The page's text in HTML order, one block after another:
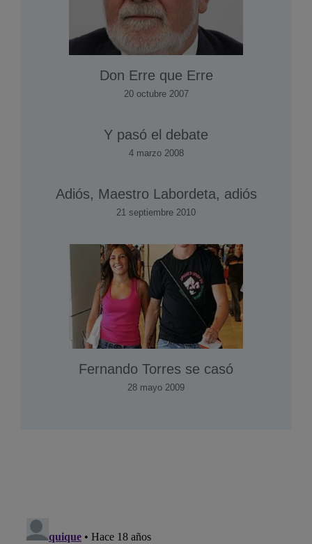
Don Erre que Erre
20 octubre 2007
Y pasó el debate
4 marzo 2008
Adiós, Maestro Labordeta, adiós
21 septiembre 2010
Fernando Torres se casó
28 mayo 2009